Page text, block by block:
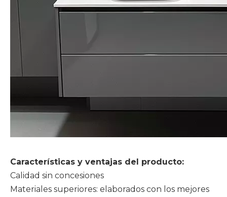
Características y ventajas del producto:
Calidad sin concesiones
Materiales superiores: elaborados con los mejores